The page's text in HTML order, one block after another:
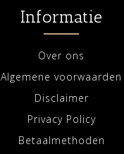
Informatie
Over ons
Algemene voorwaarden
Disclaimer
Privacy Policy
Betaalmethoden